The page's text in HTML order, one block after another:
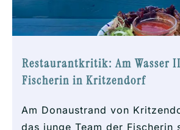
Restaurantkritik: Am Wasser
Fischerin in Kritzendorf
Am Donaustrand von
das junge Team der Fischerin